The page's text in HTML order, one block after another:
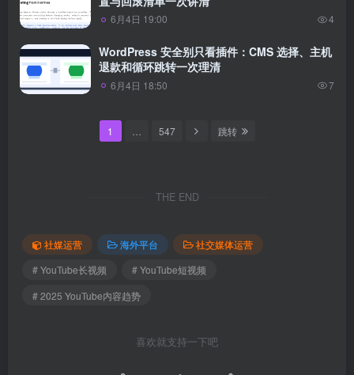
6月4日 19:00 4
WordPress 安全别只看插件：CMS 选择、主机
退款和循环跳转一次理清
6月4日 18:50 7
1 547 跳转
THE END
社媒运营 海外平台
社交媒体运营
# YouTube长视频
# YouTube短视频
# 2025 YouTube内容趋势
喜欢就支持一下吧